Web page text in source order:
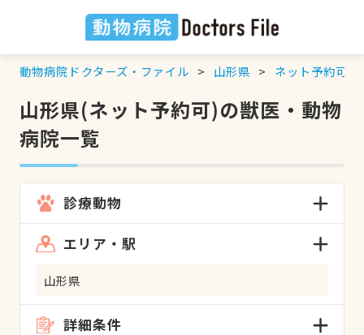
動物病院ドクターズ・ファイル 山形県 ネット予約可
山形県(ネット予約可)の獣医・動物
病院一覧
診療動物
エリア・駅
山形県
詳細条件